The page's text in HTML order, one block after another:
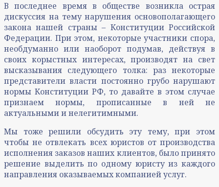
В последнее время в обществе возникла острая
дискуссия на тему нарушения основополагающего
закона нашей страны – Конституции Российской
Федерации. При этом, некоторые участники спора,
необдуманно или наоборот подумав, действуя в
своих корыстных интересах, производят на свет
высказывания следующего толка: раз некоторые
представители власти постоянно грубо нарушают
нормы Конституции РФ, то давайте в этом случае
признаем нормы, прописанные в ней не
актуальными и нелегитимными.
Мы тоже решили обсудить эту тему, при этом
чтобы не отвлекать всех юристов от производства
исполнения заказов наших клиентов, было принято
решение выделить по одному юристу из каждого
направления оказываемых компанией услуг.